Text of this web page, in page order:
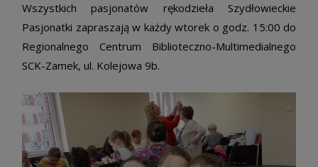
Wszystkich pasjonatów rękodzieła Szydłowieckie
Pasjonatki zapraszają w każdy wtorek o godz. 15:00 do
Regionalnego Centrum Biblioteczno-Multimedialnego
SCK-Zamek, ul. Kolejowa 9b.